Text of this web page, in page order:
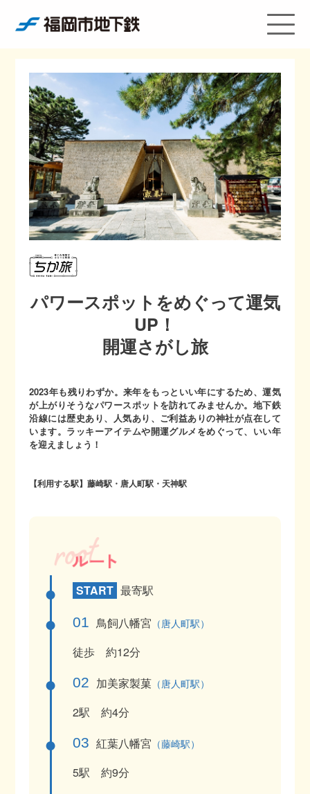
パワースポットをめぐって運気
UP！
開運さがし旅
2023年も残りわずか。来年をもっといい年にするため、運気
が上がりそうなパワースポットを訪れてみませんか。地下鉄
沿線には歴史あり、人気あり、ご利益ありの神社が点在して
います。ラッキーアイテムや開運グルメをめぐって、いい年
を迎えましょう！
【利用する駅】藤崎駅・唐人町駅・天神駅
START 最寄駅
01 鳥飼八幡宮 （唐人町駅）
徒歩 約12分
02 加美家製菓 （唐人町駅）
2駅 約4分
03 紅葉八幡宮 （藤崎駅）
5駅 約9分